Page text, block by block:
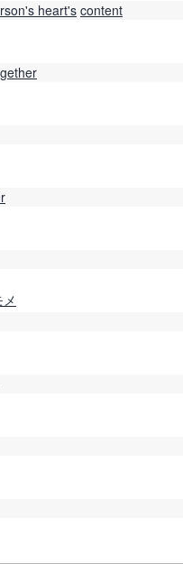
's heart's content